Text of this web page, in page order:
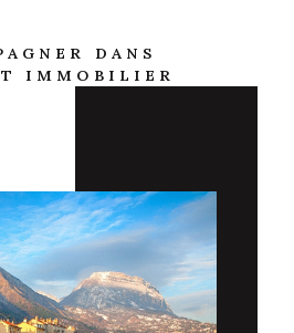
DANS
IMMOBILIER